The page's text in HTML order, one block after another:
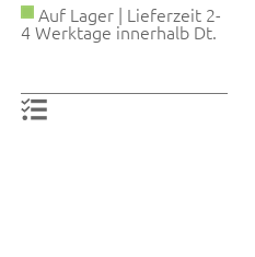
Auf Lager | Lieferzeit 2-
4 Werktage innerhalb Dt.